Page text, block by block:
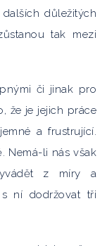
důležitých
tak mezi
či jinak pro
že je jejich práce
a frustrující.
Nemá-li nás však
z míry a
ní dodržovat tři